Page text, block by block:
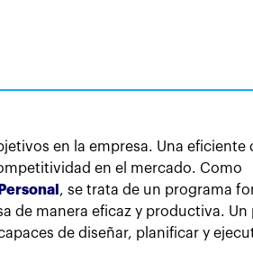
en la empresa. Una eficiente
en el mercado. Como
, se trata de un programa
de manera eficaz y productiva. Un
de diseñar, planificar y